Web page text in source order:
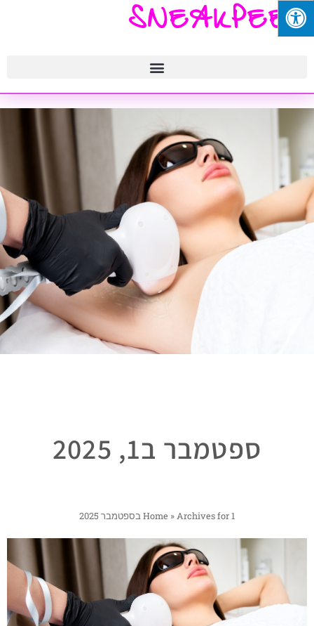
SNEAKPEEK
ספטמבר ב1, 2025
Home » Archives for 1 בספטמבר 2025